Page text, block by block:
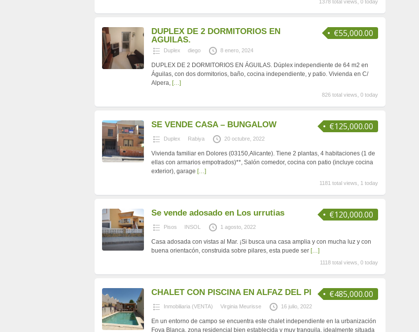
1378 total views, 0 today
€55,000.00
DUPLEX DE 2 DORMITORIOS EN
AGUILAS.
Duplex diego 8 enero, 2024
DUPLEX DE 2 DORMITORIOS EN ÁGUILAS. Dúplex independiente de 64 m2 en
Águilas, con dos dormitorios, baño, cocina independiente, y patio. Vivienda en C/
Alpera, […]
826 total views, 0 today
€125,000.00
SE VENDE CASA – BUNGALOW
Duplex Rabiya 20 octubre, 2022
Vivienda familiar en Dolores (03150,Alicante). Tiene 2 plantas, 4 habitaciones (1 de
ellas con armarios empotrados)**, Salón comedor, cocina con patio (incluye cocina
exterior), garage […]
1181 total views, 1 today
€120,000.00
Se vende adosado en Los urrutias
Pisos INSOL 1 agosto, 2022
Casa adosada con vistas al Mar. ¡Si busca una casa amplia y con mucha luz y con
buena orientacón, construida sobre pilares, esta puede ser […]
1118 total views, 0 today
€485,000.00
CHALET CON PISCINA EN ALFAZ DEL PI
Inmobiliaria (VENTA) Virginia Meurisse 16 julio, 2022
En un entorno de campo se encuentra este chalet independiente en la urbanización
Foya Blanca, zona residencial bien establecida y muy tranquila, idealmente situada